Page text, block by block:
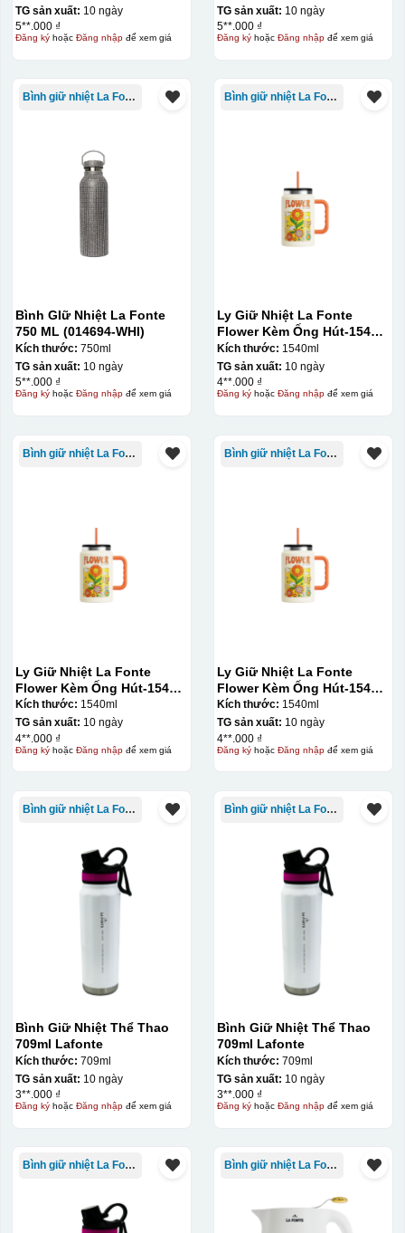
TG sản xuất: 10 ngày
5**.000 ₫
Đăng kýhoặc Đăng nhậpđể xem giá
TG sản xuất: 10 ngày
5**.000 ₫
Đăng kýhoặc Đăng nhậpđể xem giá
Bình giữ nhiệt La Fonte
Bình GIữ Nhiệt La Fonte
750 ML (014694-WHI)
Kích thước: 750ml
TG sản xuất: 10 ngày
5**.000 ₫
Đăng kýhoặc Đăng nhậpđể xem giá
Bình giữ nhiệt La Fonte
Ly Giữ Nhiệt La Fonte
Flower Kèm Ống Hút-1540
ml-014786
Kích thước: 1540ml
TG sản xuất: 10 ngày
4**.000 ₫
Đăng kýhoặc Đăng nhậpđể xem giá
Bình giữ nhiệt La Fonte
Ly Giữ Nhiệt La Fonte
Flower Kèm Ống Hút-1540
ml-014786
Kích thước: 1540ml
TG sản xuất: 10 ngày
4**.000 ₫
Đăng kýhoặc Đăng nhậpđể xem giá
Bình giữ nhiệt La Fonte
Ly Giữ Nhiệt La Fonte
Flower Kèm Ống Hút-1540
ml-014786
Kích thước: 1540ml
TG sản xuất: 10 ngày
4**.000 ₫
Đăng kýhoặc Đăng nhậpđể xem giá
Bình giữ nhiệt La Fonte
Bình Giữ Nhiệt Thể Thao
709ml Lafonte
Kích thước: 709ml
TG sản xuất: 10 ngày
3**.000 ₫
Đăng kýhoặc Đăng nhậpđể xem giá
Bình giữ nhiệt La Fonte
Bình Giữ Nhiệt Thể Thao
709ml Lafonte
Kích thước: 709ml
TG sản xuất: 10 ngày
3**.000 ₫
Đăng kýhoặc Đăng nhậpđể xem giá
Bình giữ nhiệt La Fonte Bình giữ nhiệt La Fonte